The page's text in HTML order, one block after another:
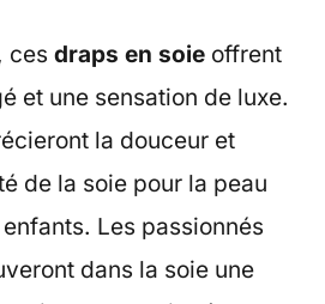
ces draps en soieoffrent
et une sensation de luxe.
la douceur et
de la soie pour la peau
Les passionnés
dans la soie une